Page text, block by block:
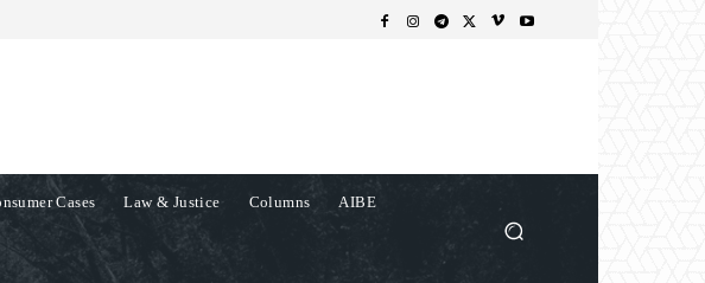
Cases Law & Justice Columns AIBE